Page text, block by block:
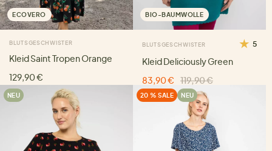
ECOVERO
BLUTSGESCHWISTER
Kleid Saint Tropen Orange
129,90 €
BIO-BAUMWOLLE
BLUTSGESCHWISTER 5
Kleid Deliciously Green
83,90 €
119,90 €
NEU 20 % SALE NEU